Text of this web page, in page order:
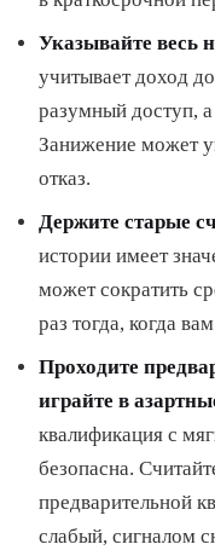
Указывайте весь
учитывает доход
разумный доступ, а
Занижение может
отказ.
Держите старые
истории имеет
может сократить
раз тогда, когда
Проходите
играйте в
квалификация с
безопасна.
предварительной
слабый, сигналом